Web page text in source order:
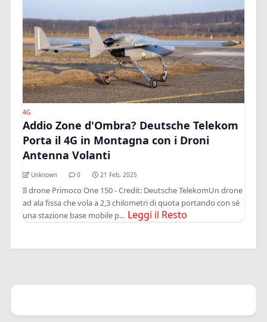
4G
Addio Zone d'Ombra? Deutsche Telekom
Porta il 4G in Montagna con i Droni
Antenna Volanti
Unknown 0 21 Feb, 2025
Il drone Primoco One 150 - Credit: Deutsche TelekomUn drone
ad ala fissa che vola a 2,3 chilometri di quota portando con sé
una stazione base mobile p... Leggi il Resto